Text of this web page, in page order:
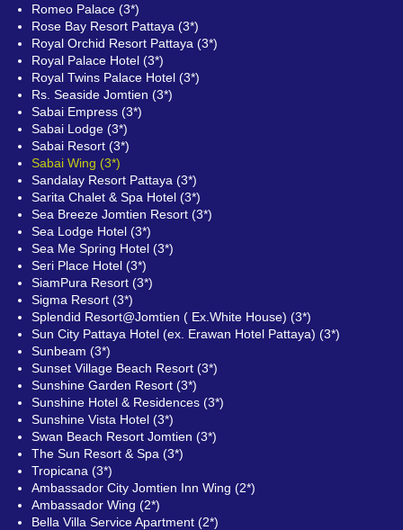
Romeo Palace (3*)
Rose Bay Resort Pattaya (3*)
Royal Orchid Resort Pattaya (3*)
Royal Palace Hotel (3*)
Royal Twins Palace Hotel (3*)
Rs. Seaside Jomtien (3*)
Sabai Empress (3*)
Sabai Lodge (3*)
Sabai Resort (3*)
Sabai Wing (3*)
Sandalay Resort Pattaya (3*)
Sarita Chalet & Spa Hotel (3*)
Sea Breeze Jomtien Resort (3*)
Sea Lodge Hotel (3*)
Sea Me Spring Hotel (3*)
Seri Place Hotel (3*)
SiamPura Resort (3*)
Sigma Resort (3*)
Splendid Resort@Jomtien ( Ex.White House) (3*)
Sun City Pattaya Hotel (ex. Erawan Hotel Pattaya) (3*)
Sunbeam (3*)
Sunset Village Beach Resort (3*)
Sunshine Garden Resort (3*)
Sunshine Hotel & Residences (3*)
Sunshine Vista Hotel (3*)
Swan Beach Resort Jomtien (3*)
The Sun Resort & Spa (3*)
Tropicana (3*)
Ambassador City Jomtien Inn Wing (2*)
Ambassador Wing (2*)
Bella Villa Service Apartment (2*)